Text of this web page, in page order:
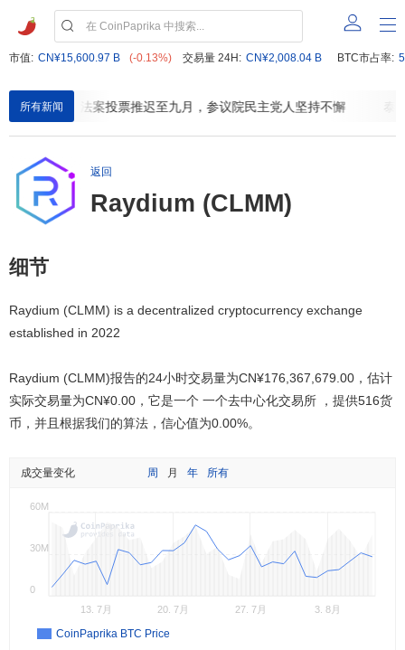
市值: CN¥15,600.97 B (-0.13%) 交易量 24H: CN¥2,008.04 B BTC市占率:
所有新闻
CLARITY法案投票推迟至九月，参议院民主党人坚持不懈 泰
返回
Raydium (CLMM)
细节
Raydium (CLMM) is a decentralized cryptocurrency exchange
established in 2022
Raydium (CLMM)报告的24小时交易量为CN¥176,367,679.00 ，估计
实际交易量为CN¥0.00 ，它是一个 一个去中心化交易所 ，提供516货
币，并且根据我们的算法，信心值为0.00%。
成交量变化 周 月 年 所有
CoinPaprika BTC Price
13. 7月 20. 7月 27. 7月 3. 8月
0
30M
60M